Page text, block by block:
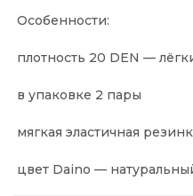
Особенности:
плотность 20 DEN —
в упаковке 2 пары
мягкая эластичная
цвет Daino —